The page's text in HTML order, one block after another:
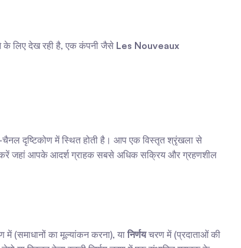
के लिए देख रही है, एक कंपनी जैसे Les Nouveaux
दृष्टिकोण में स्थित होती है। आप एक विस्तृत श्रृंखला से
करें जहां आपके आदर्श ग्राहक सबसे अधिक सक्रिय और ग्रहणशील
में (समाधानों का मूल्यांकन करना), या निर्णय चरण में (प्रदाताओं की